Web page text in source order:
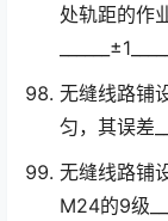
处轨距的作
无缝线路铺
匀，其误差
无缝线路铺
M24的9级